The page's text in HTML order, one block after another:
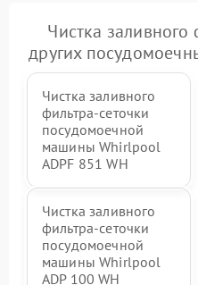
Чистка заливного
других
Чистка заливного
фильтра-сеточки
посудомоечной
машины Whirlpool
ADPF 851 WH
Чистка заливного
фильтра-сеточки
посудомоечной
машины Whirlpool
ADP 100 WH